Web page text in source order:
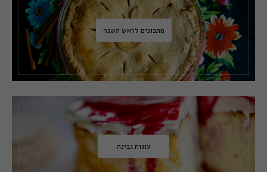
מתכונים לראש השנה
עוגות גבינה